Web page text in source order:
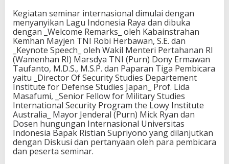
Kegiatan seminar internasional dimulai dengan
menyanyikan Lagu Indonesia Raya dan dibuka
dengan _Welcome Remarks_ oleh Kabainstrahan
Kemhan Mayjen TNI Robi Herbawan, S.E. dan
_Keynote Speech_ oleh Wakil Menteri Pertahanan RI
(Wamenhan RI) Marsdya TNI (Purn) Dony Ermawan
Taufanto, M.D.S., M.S.P. dan Paparan Tiga Pembicara
yaitu _Director Of Security Studies Departement
Institute for Defense Studies Japan_ Prof. Lida
Masafumi, _Senior Fellow for Military Studies
International Security Program the Lowy Institute
Australia_ Mayor Jenderal (Purn) Mick Ryan dan
Dosen hungungan Internasional Universitas
Indonesia Bapak Ristian Supriyono yang dilanjutkan
dengan Diskusi dan pertanyaan oleh para pembicara
dan peserta seminar.